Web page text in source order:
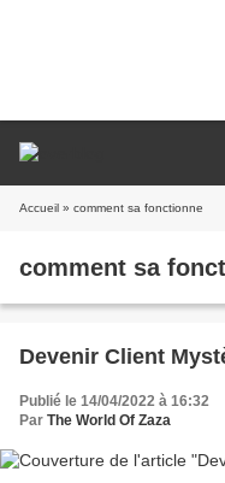
Accueil » comment sa fonctionne
comment sa
Devenir Client
Publié le 14/04/2022 à 16:32
Par The World Of Zaza